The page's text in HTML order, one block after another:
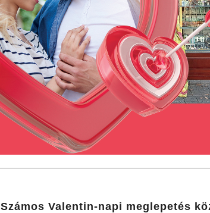
Számos Valentin-napi meglepetés